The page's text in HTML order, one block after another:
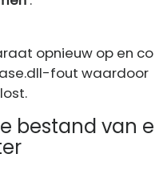
opnieuw op en co
fout waardoor
bestand van e